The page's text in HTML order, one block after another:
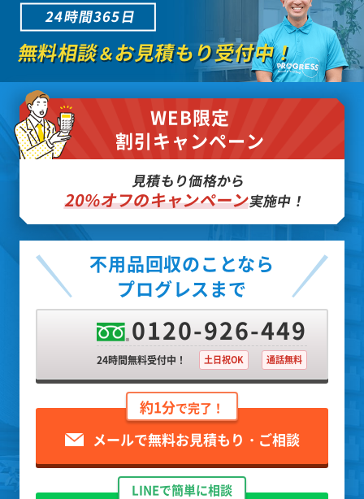
24時間365日
無料相談＆お見積もり受付中！
WEB限定
割引キャンペーン
見積もり価格から
20%オフのキャンペーン実施中！
不用品回収のことなら
プログレスまで
0120-926-449
24時間無料受付中！ 土日祝OK 通話無料
約1分で完了！
メールで無料お見積もり・ご相談
LINEで簡単に相談